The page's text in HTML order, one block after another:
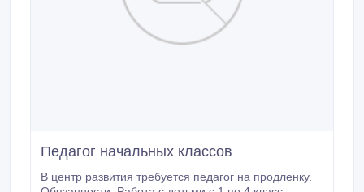
Педагог начальных классов
В центр развития требуется педагог на продленку.